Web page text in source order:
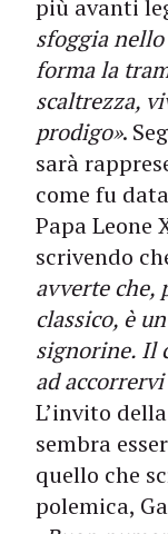
più avanti
sfoggia
forma la
scaltrezza,
prodigo».
sarà
come fu
Papa Leone
scrivendo
avverte che,
classico, è
signorine. Il
ad
L’invito
sembra
quello che
polemica,